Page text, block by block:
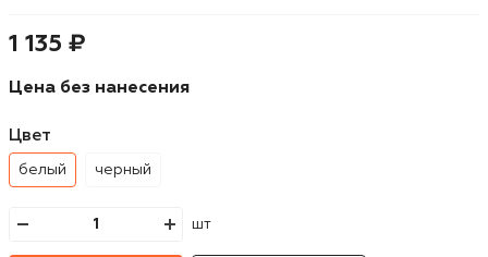
1 135 ₽
Цена без нанесения
Цвет
белый черный
шт